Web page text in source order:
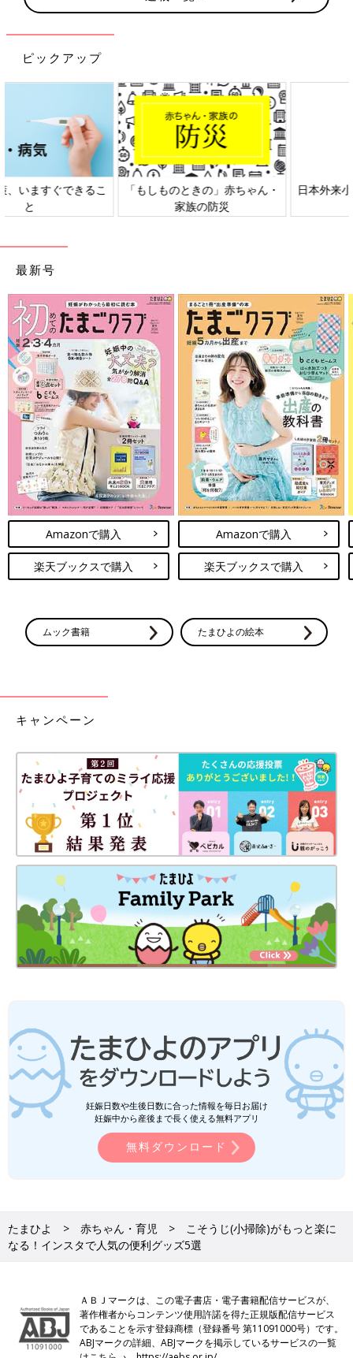
ピックアップ
日本外来小児科学会リーフレッ
六星占術 細木かおりさんの人生
最新号
Amazonで購入
楽天ブックスで購入
Amazonで購入
楽天ブックスで購入
ムック書籍 たまひよの絵本
キャンペーン
妊娠日数や生後日数に合った情報を毎日お届け
妊娠中から産後まで長く使える無料アプリ
無料ダウンロード
たまひよ 赤ちゃん・育児
こそうじ(小掃除)がもっと楽に
なる！インスタで人気の便利グッズ5選
ＡＢＪマークは、この電子書店・電子書籍配信サービスが、
著作権者からコンテンツ使用許諾を得た正規版配信サービス
であることを示す登録商標（登録番号 第11091000号）です。
ABJマークの詳細、ABJマークを掲示しているサービスの一覧